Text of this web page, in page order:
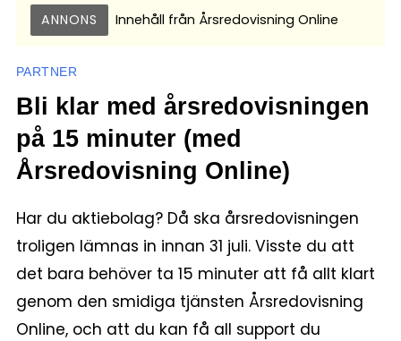
ANNONS Innehåll från Årsredovisning Online
PARTNER
Bli klar med årsredovisningen
på 15 minuter (med
Årsredovisning Online)
Har du aktiebolag? Då ska årsredovisningen
troligen lämnas in innan 31 juli. Visste du att
det bara behöver ta 15 minuter att få allt klart
genom den smidiga tjänsten Årsredovisning
Online, och att du kan få all support du